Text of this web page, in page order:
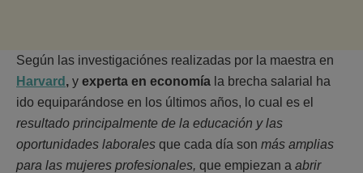
Según las investigaciónes realizadas por la maestra en
Harvard , y experta en economía la brecha salarial ha
ido equiparándose en los últimos años, lo cual es el
resultado principalmente de la educación y las
oportunidades laborales que cada día son más amplias
para las mujeres profesionales, que empiezan a abrir